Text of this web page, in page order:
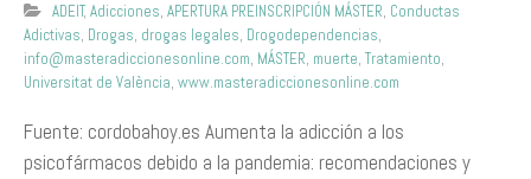
ADEIT, Adicciones, APERTURA PREINSCRIPCIÓN MÁSTER, Conductas
Adictivas, Drogas, drogas legales, Drogodependencias,
info@masteradiccionesonline.com, MÁSTER, muerte, Tratamiento,
Universitat de València, www.masteradiccionesonline.com
Fuente: cordobahoy.es Aumenta la adicción a los
psicofármacos debido a la pandemia: recomendaciones y